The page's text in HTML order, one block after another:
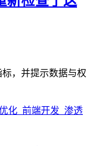
，并提示数据与权